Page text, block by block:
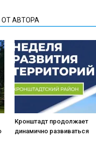
АВТОРА
Кронштадт продолжает
динамично развиваться